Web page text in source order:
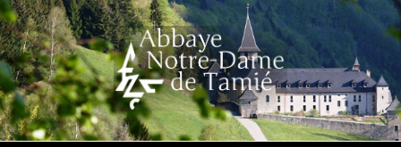
Aller
au
contenu.
|
Aller
à
la
navigation
Outils
personnels
Chercher par
Recherche
avancée…